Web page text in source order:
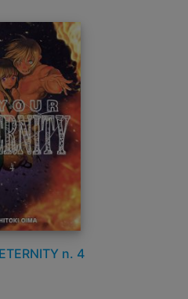
n. 4